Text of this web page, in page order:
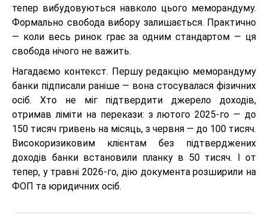
тепер вибудовуються навколо цього меморандуму.
Формально свобода вибору залишається. Практично
— коли весь ринок грає за одним стандартом — ця
свобода нічого не важить.
Нагадаємо контекст. Першу редакцію меморандуму
банки підписали раніше — вона стосувалася фізичних
осіб. Хто не міг підтвердити джерело доходів,
отримав ліміти на перекази: з лютого 2025-го — до
150 тисяч гривень на місяць, з червня — до 100 тисяч.
Високоризиковим клієнтам без підтверджених
доходів банки встановили планку в 50 тисяч. І от
тепер, у травні 2026-го, дію документа розширили на
ФОП та юридичних осіб.